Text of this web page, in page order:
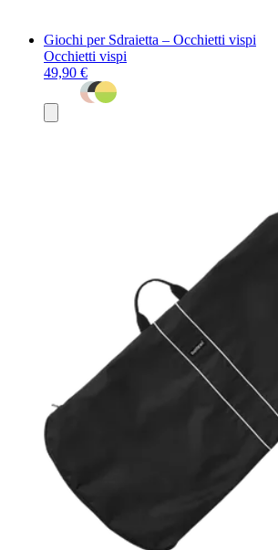
Giochi per Sdraietta – Occhietti vispi
Occhietti vispi
49,90 €
al